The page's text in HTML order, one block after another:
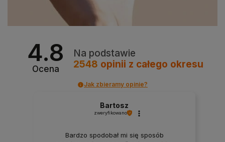
4.8
Ocena
Na podstawie
2548 opinii z całego okresu
Jak zbieramy opinie?
Bartosz
zweryfikowano
Bardzo spodobał mi się sposób